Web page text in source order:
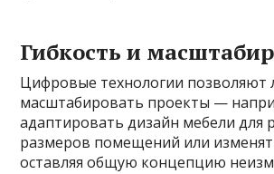
Гибкость и
Цифровые технологии позволяют
масштабировать проекты —
адаптировать дизайн мебели для
размеров помещений или
оставляя общую концепцию